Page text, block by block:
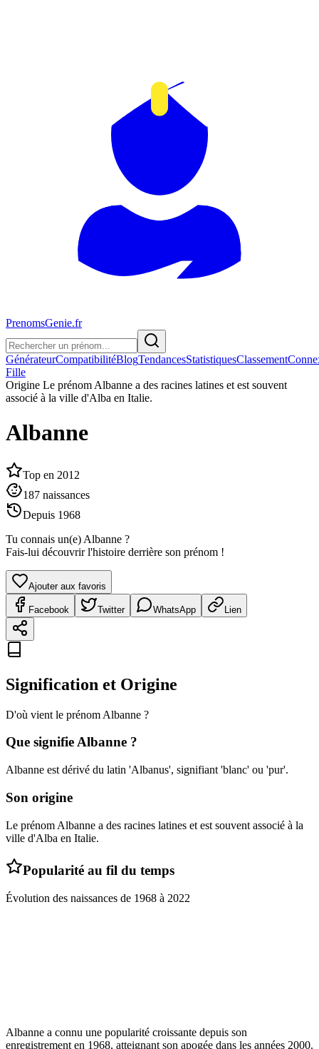
PrenomsGenie.fr
GénérateurCompatibilitéBlogTendancesStatistiquesClassement
Fille
Origine Le prénom Albanne a des racines latines et est souvent
associé à la ville d'Alba en Italie.
Albanne
Top en 2012
187 naissances
Depuis 1968
Tu connais un(e) Albanne ?
Fais-lui découvrir l'histoire derrière son prénom !
Ajouter aux favoris
Facebook Twitter WhatsApp Lien
Signification et Origine
D'où vient le prénom Albanne ?
Que signifieAlbanne ?
Albanne est dérivé du latin 'Albanus', signifiant 'blanc' ou 'pur'.
Son origine
Le prénom Albanne a des racines latines et est souvent associé à la
ville d'Alba en Italie.
Popularité au fil du temps
Évolution des naissances de 1968 à 2022
Albanne a connu une popularité croissante depuis son
enregistrement en 1968, atteignant son apogée dans les années 2000.